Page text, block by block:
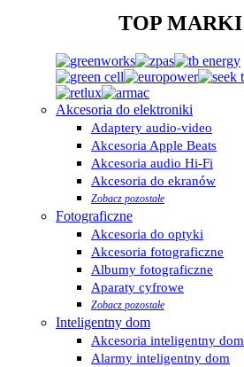
TOP MARKI
Akcesoria do elektroniki
Adaptery audio-video
Akcesoria Apple Beats
Akcesoria audio Hi-Fi
Akcesoria do ekranów
Zobacz pozostałe
Fotograficzne
Akcesoria do optyki
Akcesoria fotograficzne
Albumy fotograficzne
Aparaty cyfrowe
Zobacz pozostałe
Inteligentny dom
Akcesoria inteligentny dom
Alarmy inteligentny dom